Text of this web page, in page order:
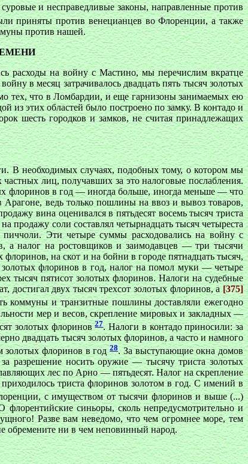
и несправедливые законы, направленные против
приняты против венецианцев во Флоренции, а также
против нашей.
расходы на войну с Мастино, мы перечислим вкратце
в месяц затрачивалось двадцать пять тысяч золотых
тех, что в Ломбардии, и еще гарнизоны занимаемых ею
из этих областей было построено по замку. В контадо и
шесть городков и замков, не считая принадлежащих
В необходимых случаях, подобных тому, о котором мы
лиц, получавших за это налоговые послабления.
флоринов в год — иногда больше, иногда меньше — что
ведь только пошлины на ввоз и вывоз товаров,
вина оценивался в пятьдесят восемь тысяч триста
продажу соли составлял четырнадцать тысяч четыреста
Эти четыре суммы расходовались на войну с
а налог на ростовщиков и заимодавцев — три тысячи
на скот и на бойни в городе пятнадцать тысяч,
флоринов в год, налог на помол муки — четыре
тысяч пятисот золотых флоринов. Налоги на судебные
достигал двух тысяч трехсот золотых флоринов, а [375]
коммуны и транзитные пошлины доставляли ежегодно
мер и весов, скрепление мировых и закладных —
золотых флоринов27. Налоги в контадо приносили: за
двадцать тысяч золотых флоринов, а часто и намного
золотых флоринов в год28. За выступающие окна домов
разрешение носить оружие — тысячу триста золотых
лес по Арно — пятьдесят. Налог на скрепление
триста флоринов золотом в год. С имений в
с имуществом от тысячи флоринов и выше (...)
синьоры, сколь непредусмотрительно и
Разве вам неведомо, что чем огромнее море, тем
обремените ни в чем неповинный народ.